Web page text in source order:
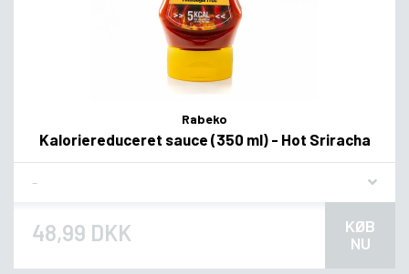
Rabeko
Kaloriereduceret sauce (350 ml) - Hot Sriracha
48,99 DKK
KØB
NU